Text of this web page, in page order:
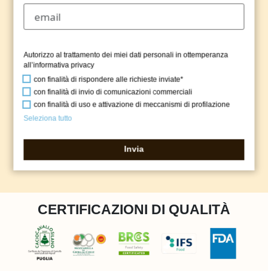
burrata bianca
CERTIFICAZIONI DI QUALITÀ
Autorizzo al trattamento dei miei dati personali in ottemperanza
all’informativa privacy
con finalità di rispondere alle richieste inviate*
con finalità di invio di comunicazioni commerciali
con finalità di uso e attivazione di meccanismi di profilazione
Seleziona tutto
Invia